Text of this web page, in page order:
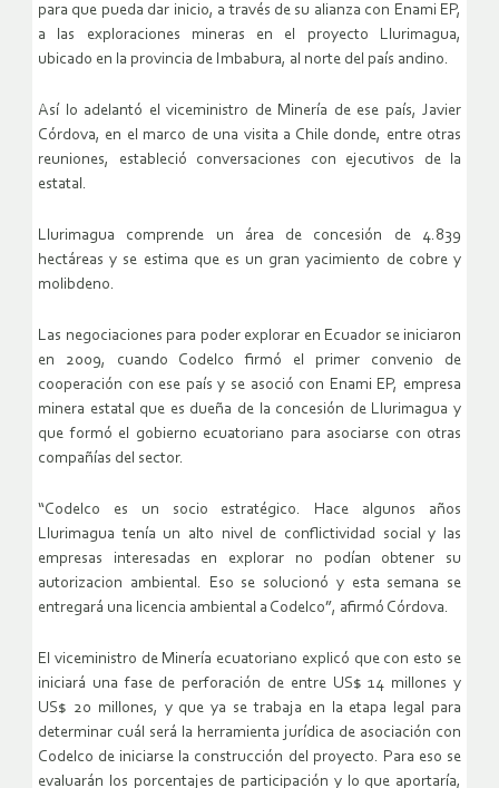
para que pueda dar inicio, a través de su alianza con Enami EP,
a las exploraciones mineras en el proyecto Llurimagua,
ubicado en la provincia de Imbabura, al norte del país andino.
Así lo adelantó el viceministro de Minería de ese país, Javier
Córdova, en el marco de una visita a Chile donde, entre otras
reuniones, estableció conversaciones con ejecutivos de la
estatal.
Llurimagua comprende un área de concesión de 4.839
hectáreas y se estima que es un gran yacimiento de cobre y
molibdeno.
Las negociaciones para poder explorar en Ecuador se iniciaron
en 2009, cuando Codelco firmó el primer convenio de
cooperación con ese país y se asoció con Enami EP, empresa
minera estatal que es dueña de la concesión de Llurimagua y
que formó el gobierno ecuatoriano para asociarse con otras
compañías del sector.
“Codelco es un socio estratégico. Hace algunos años
Llurimagua tenía un alto nivel de conflictividad social y las
empresas interesadas en explorar no podían obtener su
autorizacion ambiental. Eso se solucionó y esta semana se
entregará una licencia ambiental a Codelco”, afirmó Córdova.
El viceministro de Minería ecuatoriano explicó que con esto se
iniciará una fase de perforación de entre US$ 14 millones y
US$ 20 millones, y que ya se trabaja en la etapa legal para
determinar cuál será la herramienta jurídica de asociación con
Codelco de iniciarse la construcción del proyecto. Para eso se
evaluarán los porcentajes de participación y lo que aportaría,